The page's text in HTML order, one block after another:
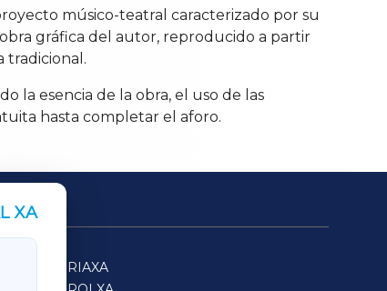
músico-teatral caracterizado por su
gráfica del autor, reproducido a partir
tradicional.
la esencia de la obra, el uso de las
hasta completar el aforo.
XA
SARRIAXA